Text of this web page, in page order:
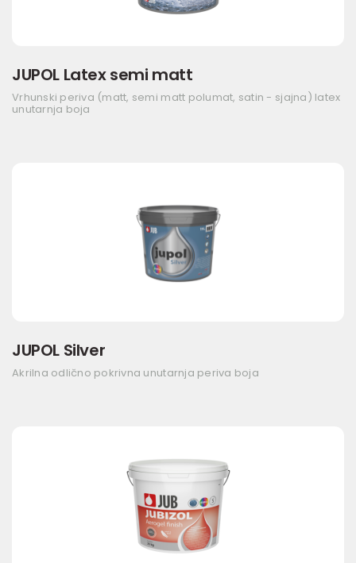
JUPOL Latex semi matt
Vrhunski periva (matt, semi matt polumat, satin - sjajna) latex
unutarnja boja
JUPOL Silver
Akrilna odlično pokrivna unutarnja periva boja